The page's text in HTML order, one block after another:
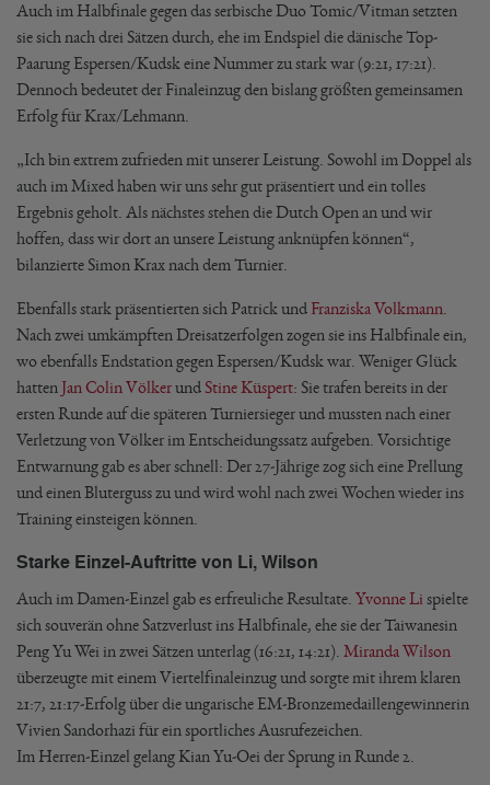
Auch im Halbfinale gegen das serbische Duo Tomic/Vitman setzten
sie sich nach drei Sätzen durch, ehe im Endspiel die dänische Top-
Paarung Espersen/Kudsk eine Nummer zu stark war (9:21, 17:21).
Dennoch bedeutet der Finaleinzug den bislang größten gemeinsamen
Erfolg für Krax/Lehmann.
„Ich bin extrem zufrieden mit unserer Leistung. Sowohl im Doppel als
auch im Mixed haben wir uns sehr gut präsentiert und ein tolles
Ergebnis geholt. Als nächstes stehen die Dutch Open an und wir
hoffen, dass wir dort an unsere Leistung anknüpfen können“,
bilanzierte Simon Krax nach dem Turnier.
Ebenfalls stark präsentierten sich Patrick und Franziska Volkmann
Nach zwei umkämpften Dreisatzerfolgen zogen sie ins Halbfinale ein,
wo ebenfalls Endstation gegen Espersen/Kudsk war. Weniger Glück
hatten Jan Colin VölkerundStine Küspert: Sie trafen bereits in der
ersten Runde auf die späteren Turniersieger und mussten nach einer
Verletzung von Völker im Entscheidungssatz aufgeben. Vorsichtige
Entwarnung gab es aber schnell: Der 27-Jährige zog sich eine Prellung
und einen Bluterguss zu und wird wohl nach zwei Wochen wieder ins
Training einsteigen können.
Starke Einzel-Auftritte von Li, Wilson
Auch im Damen-Einzel gab es erfreuliche Resultate. Yvonne Li spielte
sich souverän ohne Satzverlust ins Halbfinale, ehe sie der Taiwanesin
Peng Yu Wei in zwei Sätzen unterlag (16:21, 14:21). Miranda Wilson
überzeugte mit einem Viertelfinaleinzug und sorgte mit ihrem klaren
21:7, 21:17-Erfolg über die ungarische EM-Bronzemedaillengewinnerin
Vivien Sandorhazi für ein sportliches Ausrufezeichen.
Im Herren-Einzel gelang Kian Yu-Oei der Sprung in Runde 2.